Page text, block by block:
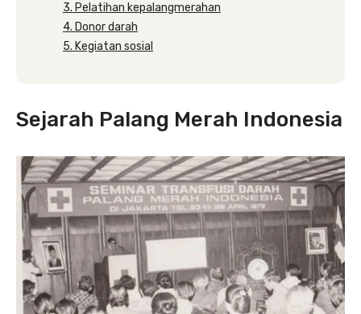
3. Pelatihan kepalangmerahan
4. Donor darah
5. Kegiatan sosial
Sejarah Palang Merah Indonesia